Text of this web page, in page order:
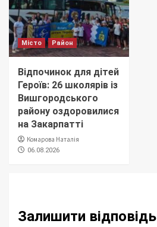
Місто Район
Відпочинок для дітей
Героїв: 26 школярів із
Вишгородського
району оздоровилися
на Закарпатті
Комарова Наталія
06.08.2026
Залишити відповідь